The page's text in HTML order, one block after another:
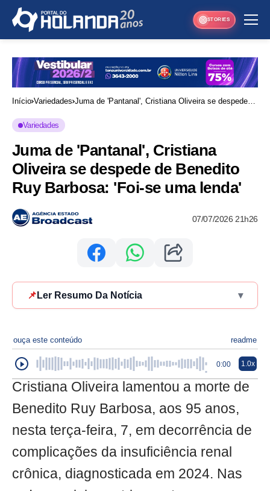
STORIES
Início Variedades Juma de 'Pantanal', Cristiana Oliveira se despede
Variedades
Juma de 'Pantanal', Cristiana
Oliveira se despede de Benedito
Ruy Barbosa: 'Foi-se uma lenda'
07/07/2026 21h26
📌 Ler Resumo Da Notícia ▾
ouça este conteúdo readme
0:00 1.0x
Cristiana Oliveira lamentou a morte de
Benedito Ruy Barbosa, aos 95 anos,
nesta terça-feira, 7, em decorrência de
complicações da insuficiência renal
crônica, diagnosticada em 2024. Nas